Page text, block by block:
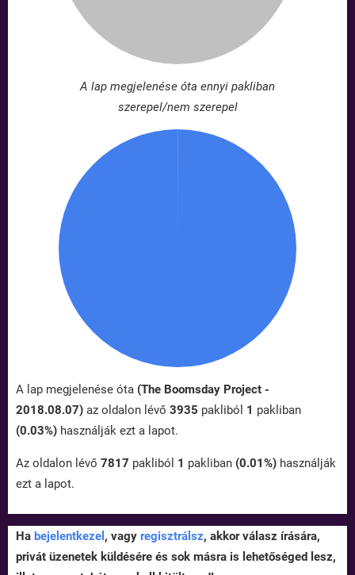
A lap megjelenése óta ennyi pakliban
szerepel/nem szerepel
A lap megjelenése óta (The Boomsday Project -
2018.08.07) az oldalon lévő 3935 pakliból 1 pakliban
(0.03%) használják ezt a lapot.
Az oldalon lévő 7817 pakliból 1 pakliban (0.01%) használják
ezt a lapot.
Ha bejelentkezel , vagy regisztrálsz, akkor válasz írására,
privát üzenetek küldésére és sok másra is lehetőséged lesz,